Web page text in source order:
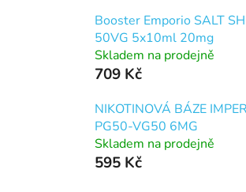
Booster Emporio SALT
50VG 5x10ml 20mg
Skladem na prodejně
709 Kč
NIKOTINOVÁ BÁZE
PG50-VG50 6MG
Skladem na prodejně
595 Kč